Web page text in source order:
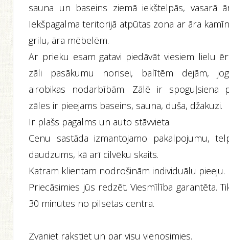
sauna un baseins ziemā iekštelpās, vasarā
Iekšpagalma teritorijā atpūtas zona ar āra
grilu, āra mēbelēm.
Ar prieku esam gatavi piedāvāt viesiem lielu
zāli pasākumu norisei, balītēm dejām,
airobikas nodarbībām. Zālē ir spoguļsiena
zāles ir pieejams baseins, sauna, duša, džakuzi.
Ir plašs pagalms un auto stāvvieta.
Cenu sastāda izmantojamo pakalpojumu,
daudzums, kā arī cilvēku skaits.
Katram klientam nodrošinām individuālu pieeju.
Priecāsimies jūs redzēt. Viesmīlība garantēta.
30 minūtes no pilsētas centra.
Zvaniet rakstiet un par visu vienosimies.